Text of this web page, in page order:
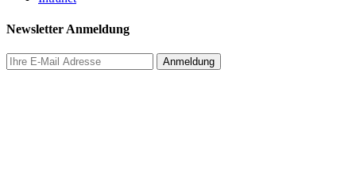
Newsletter Anmeldung